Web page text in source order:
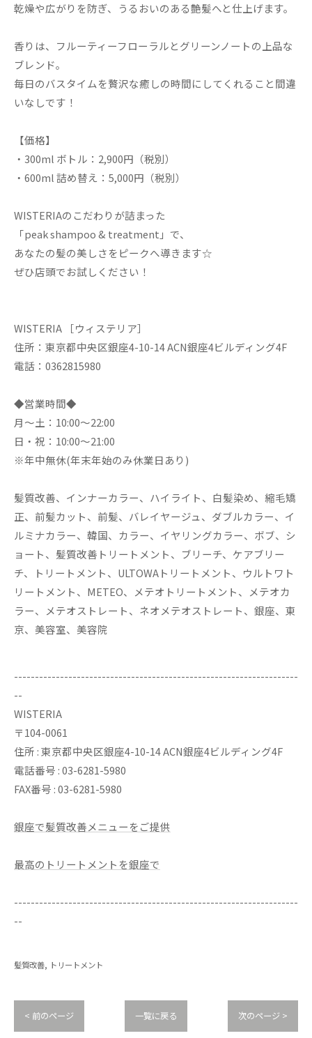
乾燥や広がりを防ぎ、うるおいのある艶髪へと仕上げます。
香りは、フルーティーフローラルとグリーンノートの上品な
ブレンド。
毎日のバスタイムを贅沢な癒しの時間にしてくれること間違
いなしです！
【価格】
・300ml ボトル：2,900円（税別）
・600ml 詰め替え：5,000円（税別）
WISTERIAのこだわりが詰まった
「peak shampoo & treatment」で、
あなたの髪の美しさをピークへ導きます☆
ぜひ店頭でお試しください！
WISTERIA ［ウィステリア］
住所：東京都中央区銀座4-10-14 ACN銀座4ビルディング4F
電話：0362815980
◆営業時間◆
月～土：10:00～22:00
日・祝：10:00～21:00
※年中無休(年末年始のみ休業日あり)
髪質改善、インナーカラー、ハイライト、白髪染め、縮毛矯
正、前髪カット、前髪、バレイヤージュ、ダブルカラー、イ
ルミナカラー、韓国、カラー、イヤリングカラー、ボブ、シ
ョート、髪質改善トリートメント、ブリーチ、ケアブリー
チ、トリートメント、ULTOWAトリートメント、ウルトワト
リートメント、METEO、メテオトリートメント、メテオカ
ラー、メテオストレート、ネオメテオストレート、銀座、東
京、美容室、美容院
--------------------------------------------------------------------
--
WISTERIA
〒104-0061
住所 : 東京都中央区銀座4-10-14 ACN銀座4ビルディング4F
電話番号 : 03-6281-5980
FAX番号 : 03-6281-5980
銀座で髪質改善メニューをご提供
最高のトリートメントを銀座で
--------------------------------------------------------------------
--
髪質改善 トリートメント
< 前のページ 一覧に戻る 次のページ >